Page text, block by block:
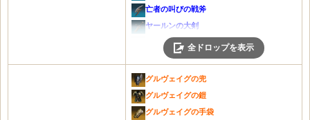
銅の首飾り
銅の指輪
銅装飾のベルト
汚染された石の角笛
信仰のメイス・盾
冒険者の槍・盾
信仰の槍・盾
冒険者の双斧
冒険者の大剣
信仰の大剣
冒険者の魔法球
信仰の魔法球
冒険者のワンド
信仰のワンド
冒険者の弓
灰色のメイス・盾
城塞のメイス・盾
灰色の槍・盾
灰色の双斧
城塞の兜
灰色の鎧
灰色の大剣
灰色の魔法球
城塞の魔法球
灰色のワンド
城塞のワンド
灰色の弓
灰色の短剣
城塞の短剣
城塞の杖
灰色のメイス・盾
城塞のメイス・盾
ヘルモーズの耳飾り
闇の耳飾り
極寒の腕輪
治癒の指輪
亡者の叫びの戦斧
ヤールンの大剣
亡者の叫びの魔法球
ヤールンの魔法球
亡者の叫びのワンド
ヤールンのワンド
亡者の叫びの弓
全ドロップを表示
グルヴェイグの兜
グルヴェイグの鎧
グルヴェイグの手袋